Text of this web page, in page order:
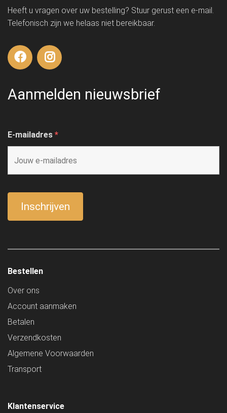
Heeft u vragen over uw bestelling? Stuur gerust een e-mail.
Telefonisch zijn we helaas niet bereikbaar.
Aanmelden nieuwsbrief
E-mailadres *
Bestellen
Over ons
Account aanmaken
Betalen
Verzendkosten
Algemene Voorwaarden
Transport
Klantenservice